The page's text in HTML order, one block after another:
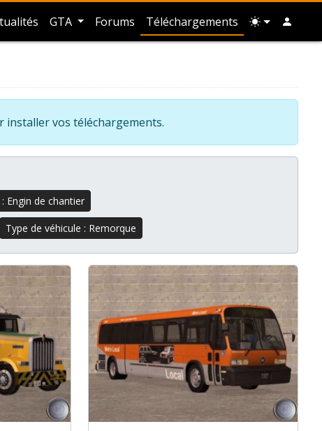
GTA Forums Téléchargements
installer vos téléchargements.
Engin de chantier
Type de véhicule : Remorque